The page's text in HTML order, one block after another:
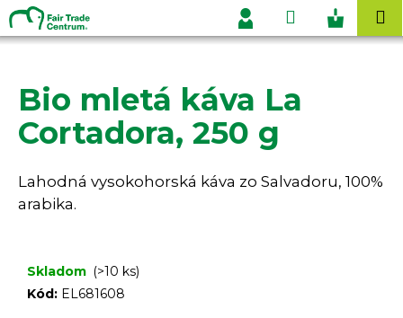
Prejsť
na
obsah
Hľadať
Prihlásenie
Bio mletá káva La
Cortadora, 250 g
Lahodná vysokohorská káva zo Salvadoru, 100%
arabika.
Skladom (>10 ks)
Kód: EL681608
K
o
Späť
Späť
Č
o
p
o
t
r
b
u